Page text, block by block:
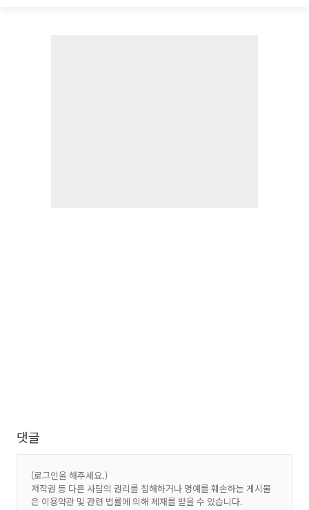
댓글